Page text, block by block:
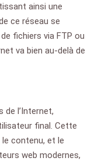
ainsi une
ce réseau se
fichiers via FTP ou
va bien au-delà de
de l’Internet,
final. Cette
contenu, et le
web modernes,